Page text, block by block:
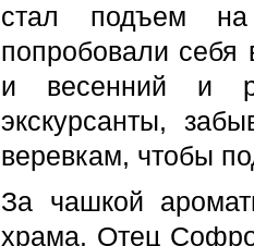
стал подъем
попробовали себя
и весенний и
экскурсанты,
веревкам, чтобы
За чашкой
храма. Отец